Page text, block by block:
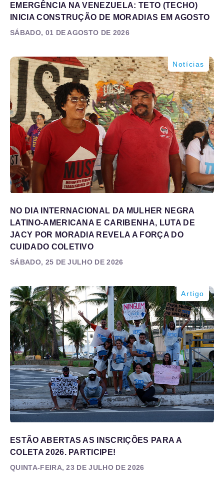
EMERGÊNCIA NA VENEZUELA: TETO (TECHO)
INICIA CONSTRUÇÃO DE MORADIAS EM AGOSTO
SÁBADO, 01 DE AGOSTO DE 2026
Notícias
NO DIA INTERNACIONAL DA MULHER NEGRA
LATINO-AMERICANA E CARIBENHA, LUTA DE
JACY POR MORADIA REVELA A FORÇA DO
CUIDADO COLETIVO
SÁBADO, 25 DE JULHO DE 2026
Artigo
ESTÃO ABERTAS AS INSCRIÇÕES PARA A
COLETA 2026. PARTICIPE!
QUINTA-FEIRA, 23 DE JULHO DE 2026